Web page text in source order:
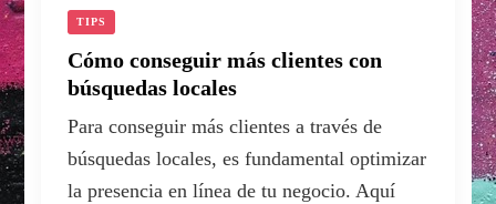
TIPS
Cómo conseguir más clientes con
búsquedas locales
Para conseguir más clientes a través de
búsquedas locales, es fundamental optimizar
la presencia en línea de tu negocio. Aquí